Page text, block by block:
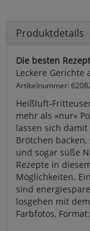
Produktdetails
Die besten
Leckere
Artikelnummer:
Heißluft-
mehr als »nur«
lassen sich
Brötchen
und sogar süße
Rezepte in
Möglichkeiten.
sind
losgehen mit
Farbfotos,